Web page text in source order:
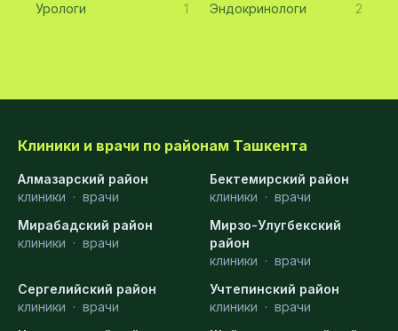
Урологи 1 Эндокринологи 2
Клиники и врачи по районам Ташкента
Алмазарский район
клиники · врачи
Бектемирский район
клиники · врачи
Мирабадский район
клиники · врачи
Мирзо-Улугбекский
район
клиники · врачи
Сергелийский район
клиники · врачи
Учтепинский район
клиники · врачи